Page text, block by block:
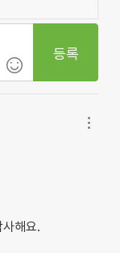
등록
해요.